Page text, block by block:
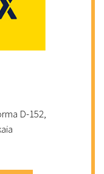
D-152,